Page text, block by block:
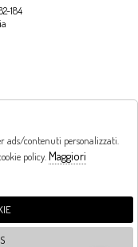
184
20:00 DAL MARTEDI AL
ads/contenuti personalizzati.
policy. Maggiori